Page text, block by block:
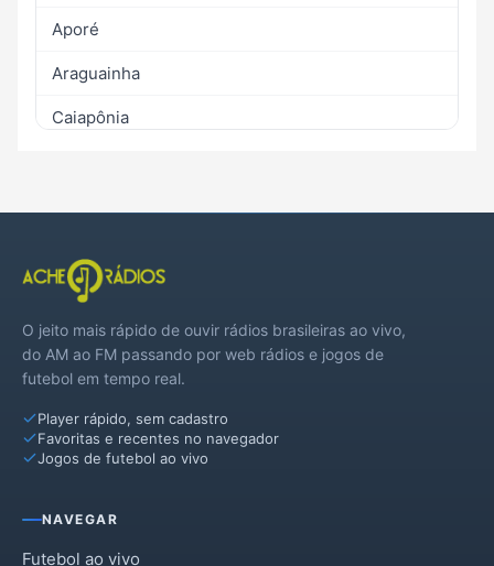
Aporé
Araguainha
Caiapônia
Maurilândia
Mineiros
Montividiu
Palestina de Goiás
Perolândia
Ponte Branca
Portelândia
O jeito mais rápido de ouvir rádios brasileiras ao vivo,
do AM ao FM passando por web rádios e jogos de
futebol em tempo real.
Player rápido, sem cadastro
Favoritas e recentes no navegador
Jogos de futebol ao vivo
NAVEGAR
Futebol ao vivo